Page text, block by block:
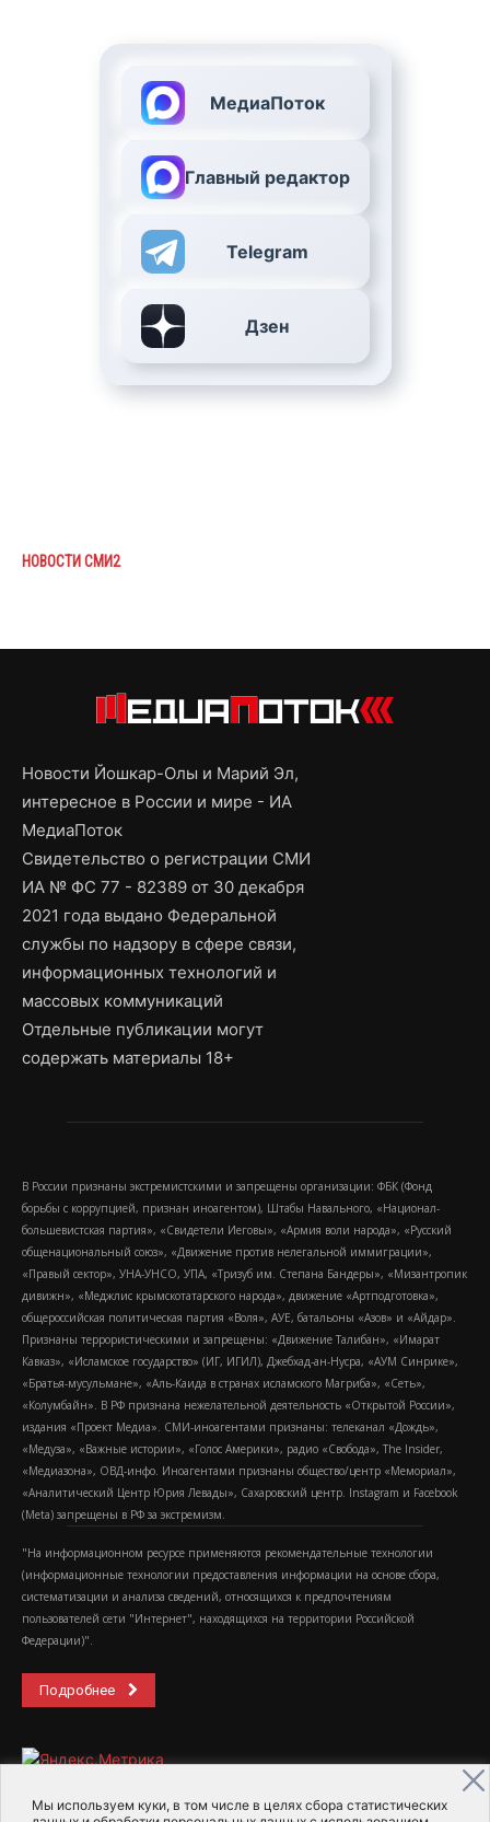
Мы используем куки, в том числе в целях сбора статистических
МедиаПоток
Главный редактор
Telegram
Дзен
НОВОСТИ СМИ2
Новости Йошкар-Олы и Марий Эл,
интересное в России и мире - ИА
МедиаПоток
Свидетельство о регистрации СМИ
ИА № ФС 77 - 82389 от 30 декабря
2021 года выдано Федеральной
службы по надзору в сфере связи,
информационных технологий и
массовых коммуникаций
Отдельные публикации могут
содержать материалы 18+
В России признаны экстремистскими и запрещены организации: ФБК (Фонд
борьбы с коррупцией, признан иноагентом), Штабы Навального, «Национал-
большевистская партия», «Свидетели Иеговы», «Армия воли народа», «Русский
общенациональный союз», «Движение против нелегальной иммиграции»,
«Правый сектор», УНА-УНСО, УПА, «Тризуб им. Степана Бандеры», «Мизантропик
дивижн», «Меджлис крымскотатарского народа», движение «Артподготовка»,
общероссийская политическая партия «Воля», АУЕ, батальоны «Азов» и «Айдар».
Признаны террористическими и запрещены: «Движение Талибан», «Имарат
Кавказ», «Исламское государство» (ИГ, ИГИЛ), Джебхад-ан-Нусра, «АУМ Синрике»,
«Братья-мусульмане», «Аль-Каида в странах исламского Магриба», «Сеть»,
«Колумбайн». В РФ признана нежелательной деятельность «Открытой России»,
издания «Проект Медиа». СМИ-иноагентами признаны: телеканал «Дождь»,
«Медуза», «Важные истории», «Голос Америки», радио «Свобода», The Insider,
«Медиазона», ОВД-инфо. Иноагентами признаны общество/центр «Мемориал»,
«Аналитический Центр Юрия Левады», Сахаровский центр. Instagram и Facebook
(Metа) запрещены в РФ за экстремизм.
"На информационном ресурсе применяются рекомендательные технологии
(информационные технологии предоставления информации на основе сбора,
систематизации и анализа сведений, относящихся к предпочтениям
пользователей сети "Интернет", находящихся на территории Российской
Федерации)".
Подробнее